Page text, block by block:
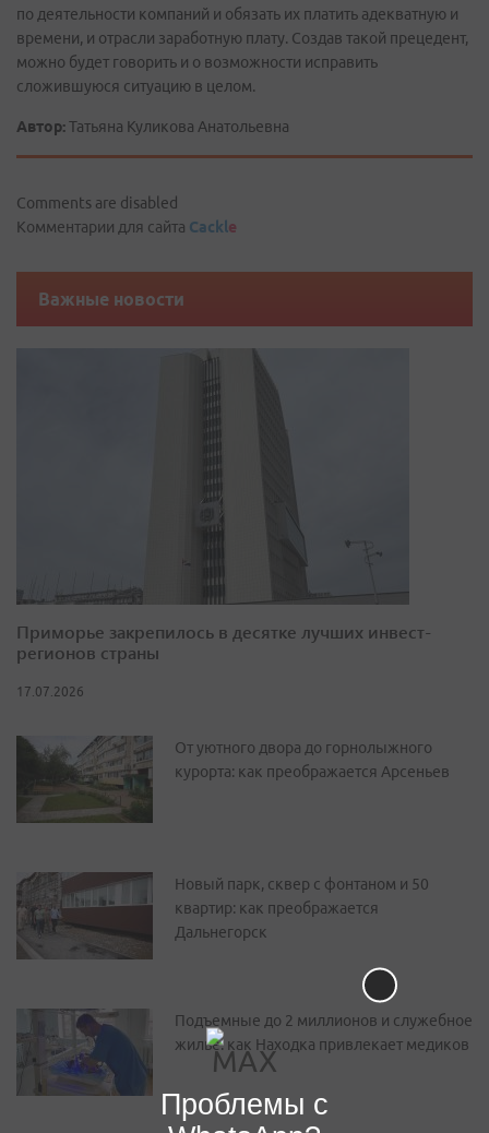
по деятельности компаний и обязать их платить адекватную и
времени, и отрасли заработную плату. Создав такой прецедент,
можно будет говорить и о возможности исправить
сложившуюся ситуацию в целом.
Автор:Татьяна Куликова Анатольевна
Comments are disabled
Комментарии для сайта Cackle
Важные новости
Приморье закрепилось в десятке лучших инвест-
регионов страны
17.07.2026
От уютного двора до горнолыжного
курорта: как преображается Арсеньев
Новый парк, сквер с фонтаном и 50
квартир: как преображается
Дальнегорск
Подъемные до 2 миллионов и служебное
жилье: как Находка привлекает медиков
Проблемы с